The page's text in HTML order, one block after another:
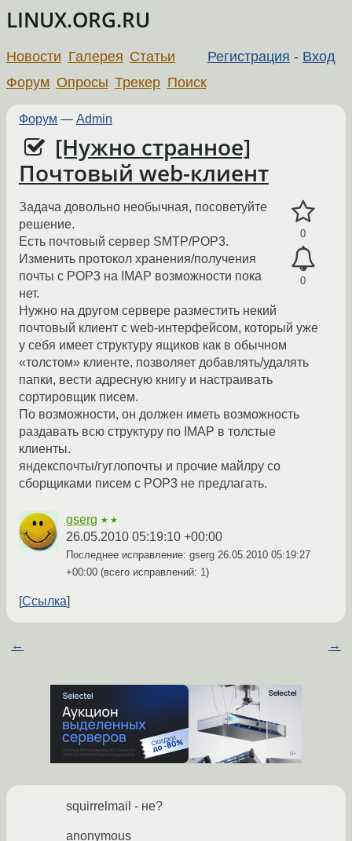
LINUX.ORG.RU
Регистрация - Вход
Новости Галерея Статьи
Форум Опросы Трекер Поиск
Форум — Admin
[Нужно странное]
Почтовый web-клиент
0
0
Задача довольно необычная, посоветуйте
решение.
Есть почтовый сервер SMTP/POP3.
Изменить протокол хранения/получения
почты с POP3 на IMAP возможности пока
нет.
Нужно на другом сервере разместить некий
почтовый клиент с web-интерфейсом, который уже
у себя имеет структуру ящиков как в обычном
«толстом» клиенте, позволяет добавлять/удалять
папки, вести адресную книгу и настраивать
сортировщик писем.
По возможности, он должен иметь возможность
раздавать всю структуру по IMAP в толстые
клиенты.
яндекспочты/гуглопочты и прочие майлру со
сборщиками писем с POP3 не предлагать.
gserg ★★
26.05.2010 05:19:10 +00:00
Последнее исправление: gserg 26.05.2010 05:19:27
+00:00 (всего исправлений: 1)
Ссылка
← →
squirrelmail - не?
anonymous